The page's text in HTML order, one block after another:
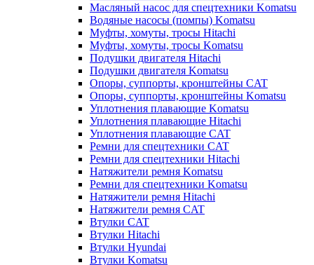
Масляный насос для спецтехники Komatsu
Водяные насосы (помпы) Komatsu
Муфты, хомуты, тросы Hitachi
Муфты, хомуты, тросы Komatsu
Подушки двигателя Hitachi
Подушки двигателя Komatsu
Опоры, суппорты, кронштейны CAT
Опоры, суппорты, кронштейны Komatsu
Уплотнения плавающие Komatsu
Уплотнения плавающие Hitachi
Уплотнения плавающие CAT
Ремни для спецтехники CAT
Ремни для спецтехники Hitachi
Натяжители ремня Komatsu
Ремни для спецтехники Komatsu
Натяжители ремня Hitachi
Натяжители ремня CAT
Втулки CAT
Втулки Hitachi
Втулки Hyundai
Втулки Komatsu